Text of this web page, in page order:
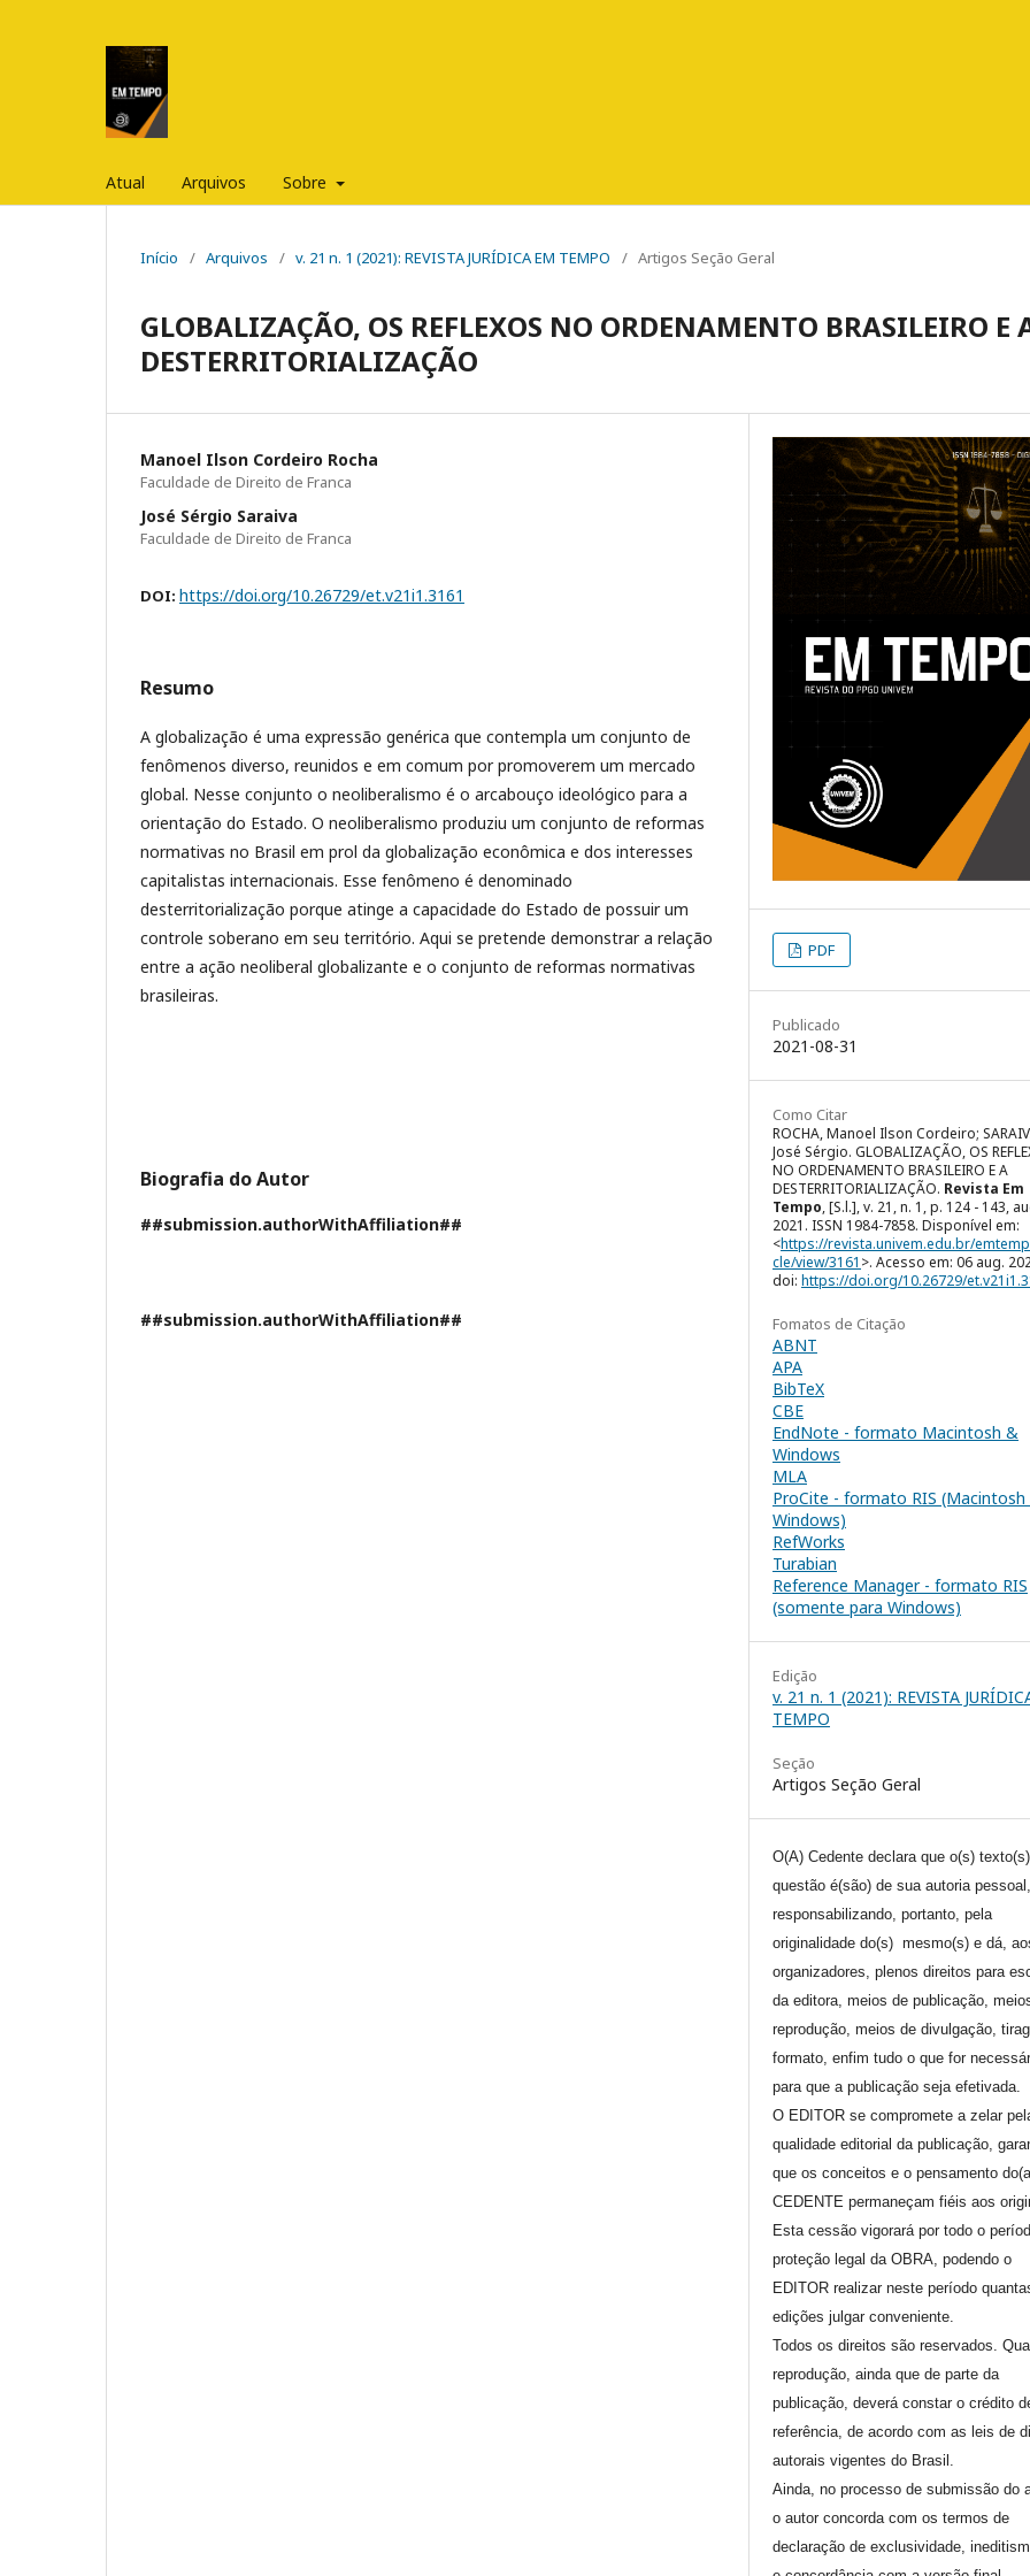
Atual Arquivos Sobre
Início / Arquivos / v. 21 n. 1 (2021): REVISTA JURÍDICA EM TEMPO / Artigos Seção Geral
GLOBALIZAÇÃO, OS REFLEXOS NO ORDENAMENTO BRASILEIRO E
DESTERRITORIALIZAÇÃO
Manoel Ilson Cordeiro Rocha
Faculdade de Direito de Franca
José Sérgio Saraiva
Faculdade de Direito de Franca
DOI: https://doi.org/10.26729/et.v21i1.3161
Resumo
A globalização é uma expressão genérica que contempla um conjunto de
fenômenos diverso, reunidos e em comum por promoverem um mercado
global. Nesse conjunto o neoliberalismo é o arcabouço ideológico para a
orientação do Estado. O neoliberalismo produziu um conjunto de reformas
normativas no Brasil em prol da globalização econômica e dos interesses
capitalistas internacionais. Esse fenômeno é denominado
desterritorialização porque atinge a capacidade do Estado de possuir um
controle soberano em seu território. Aqui se pretende demonstrar a relação
entre a ação neoliberal globalizante e o conjunto de reformas normativas
brasileiras.
Biografia do Autor
##submission.authorWithAffiliation##
##submission.authorWithAffiliation##
PDF
Publicado
2021-08-31
Como Citar
ROCHA, Manoel Ilson Cordeiro;
José Sérgio. GLOBALIZAÇÃO, OS
NO ORDENAMENTO BRASILEIRO E A
DESTERRITORIALIZAÇÃO. Revista Em
Tempo, [S.l.], v. 21, n. 1, p. 124 - 143,
2021. ISSN 1984-7858. Disponível em:
<https://revista.univem.edu.br/
cle/view/3161 >. Acesso em: 06 aug.
doi: https://doi.org/10.26729/
Fomatos de Citação
ABNT
APA
BibTeX
CBE
EndNote - formato Macintosh &
Windows
MLA
ProCite - formato RIS
Windows)
RefWorks
Turabian
Reference Manager - formato RIS
(somente para Windows)
Edição
v. 21 n. 1 (2021): REVISTA
TEMPO
Seção
Artigos Seção Geral
O(A) Cedente declara que o(s)
questão é(são) de sua autoria
responsabilizando, portanto, pela
originalidade do(s) mesmo(s) e dá,
organizadores, plenos direitos para
da editora, meios de publicação,
reprodução, meios de divulgação,
formato, enfim tudo o que for
para que a publicação seja efetivada.
O EDITOR se compromete a zelar
qualidade editorial da publicação,
que os conceitos e o pensamento
CEDENTE permaneçam fiéis aos
Esta cessão vigorará por todo o
proteção legal da OBRA, podendo o
EDITOR realizar neste período
edições julgar conveniente.
Todos os direitos são reservados.
reprodução, ainda que de parte da
publicação, deverá constar o crédito
referência, de acordo com as leis de
autorais vigentes do Brasil.
Ainda, no processo de submissão do
o autor concorda com os termos de
declaração de exclusividade,